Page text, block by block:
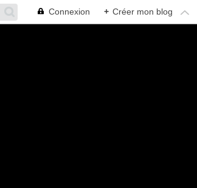
Connexion + Créer mon blog